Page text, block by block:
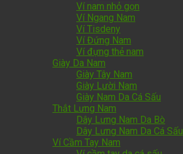
Ví nam nhỏ gọn
Ví Ngang Nam
Ví Tisdeny
Ví Đứng Nam
Ví đựng thẻ nam
Giày Da Nam
Giày Tây Nam
Giày Lười Nam
Giày Nam Da Cá Sấu
Thắt Lưng Nam
Dây Lưng Nam Da Bò
Dây Lưng Nam Da Cá Sấu
Ví Cầm Tay Nam